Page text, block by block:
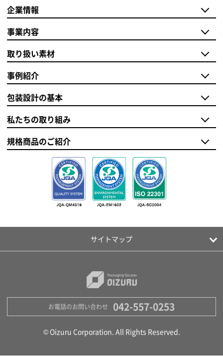
企業情報
事業内容
取り扱い素材
事例紹介
包装設計の基本
私たちの取り組み
規格商品のご紹介
サイトマップ
お電話のお問い合わせ 042-557-0253
© Oizuru Corporation. All Rights Reserved.